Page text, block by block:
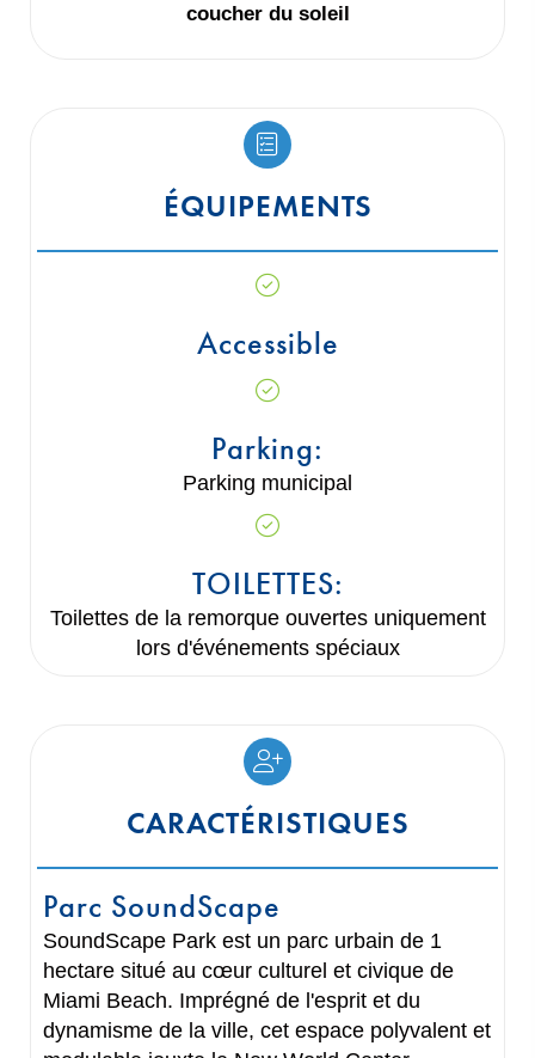
coucher du soleil
ÉQUIPEMENTS
Accessible
Parking:
Parking municipal
TOILETTES:
Toilettes de la remorque ouvertes uniquement
lors d'événements spéciaux
CARACTÉRISTIQUES
Parc SoundScape
SoundScape Park est un parc urbain de 1
hectare situé au cœur culturel et civique de
Miami Beach. Imprégné de l'esprit et du
dynamisme de la ville, cet espace polyvalent et